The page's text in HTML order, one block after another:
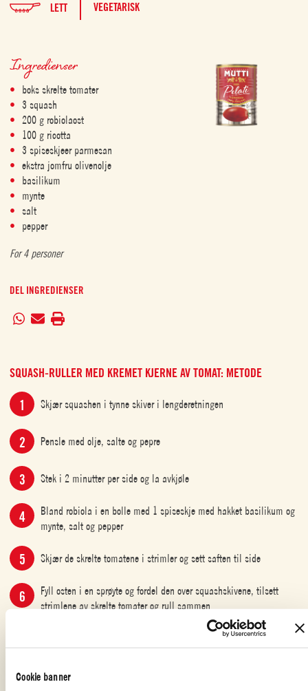
Cookie banner
LETT VEGETARISK
Ingredienser
boks skrelte tomater
3 squash
200 g robiolaost
100 g ricotta
3 spiseskjeer parmesan
ekstra jomfru olivenolje
basilikum
mynte
salt
pepper
For 4 personer
DEL INGREDIENSER
SQUASH-RULLER MED KREMET KJERNE AV TOMAT: METODE
Skjær squashen i tynne skiver i lengderetningen
Pensle med olje, salte og pepre
Stek i 2 minutter per side og la avkjøle
Bland robiola i en bolle med 1 spiseskje med hakket basilikum og
mynte, salt og pepper
Skjær de skrelte tomatene i strimler og sett saften til side
Fyll osten i en sprøyte og fordel den over squashskivene, tilsett
strimlene av skrelte tomater og rull sammen
Kjør ricotta i blenderen sammen med saften fra tomatene, reguler
med salt og pepper, og fordel over bunnen av en ildfast form
Legg squashrullene i sausen og dryss over med revet parmesan